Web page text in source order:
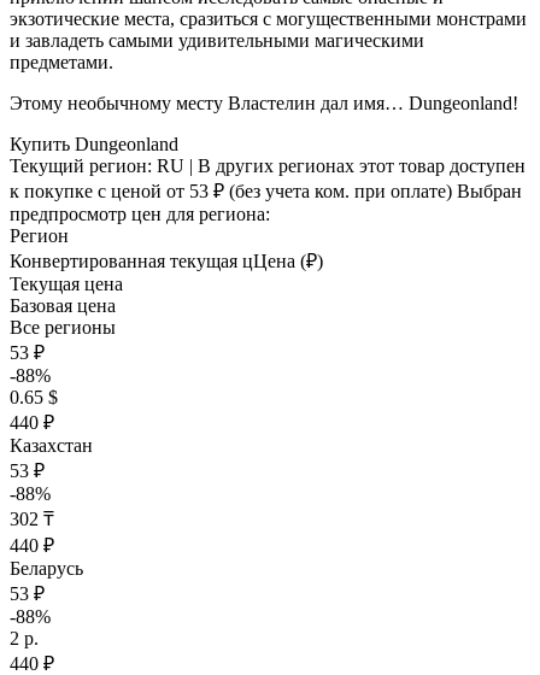
экзотические места, сразиться с могущественными монстрами
и завладеть самыми удивительными магическими
предметами.
Этому необычному месту Властелин дал имя… Dungeonland!
Купить Dungeonland
Текущий регион: RU | В других регионах этот товар доступен
к покупке с ценой от 53 ₽ (без учета ком. при оплате) Выбран
предпросмотр цен для региона:
Регион
Конвертированная текущая цЦена (₽)
Текущая цена
Базовая цена
Все регионы
53 ₽
-88%
0.65 $
440 ₽
Казахстан
53 ₽
-88%
302 ₸
440 ₽
Беларусь
53 ₽
-88%
2 р.
440 ₽